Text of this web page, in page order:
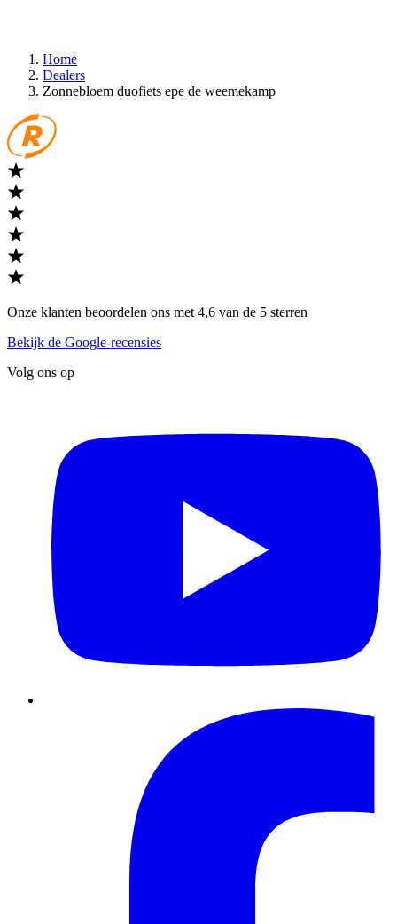
Home
Dealers
Zonnebloem duofiets epe de weemekamp
Onze klanten beoordelen ons met 4,6 van de 5 sterren
Bekijk de Google-recensies
Volg ons op